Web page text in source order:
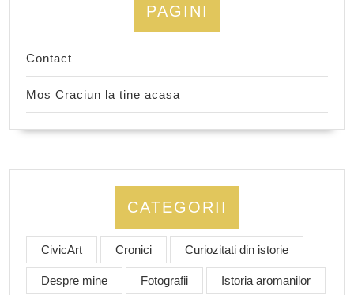
PAGINI
Contact
Mos Craciun la tine acasa
CATEGORII
CivicArt Cronici Curiozitati din istorie
Despre mine Fotografii Istoria aromanilor